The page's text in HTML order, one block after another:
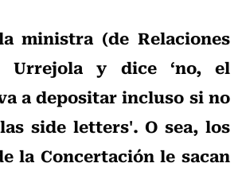
ministra (de Relaciones
Urrejola y dice ‘no, el
a depositar incluso si no
side letters'. O sea, los
la Concertación le sacan